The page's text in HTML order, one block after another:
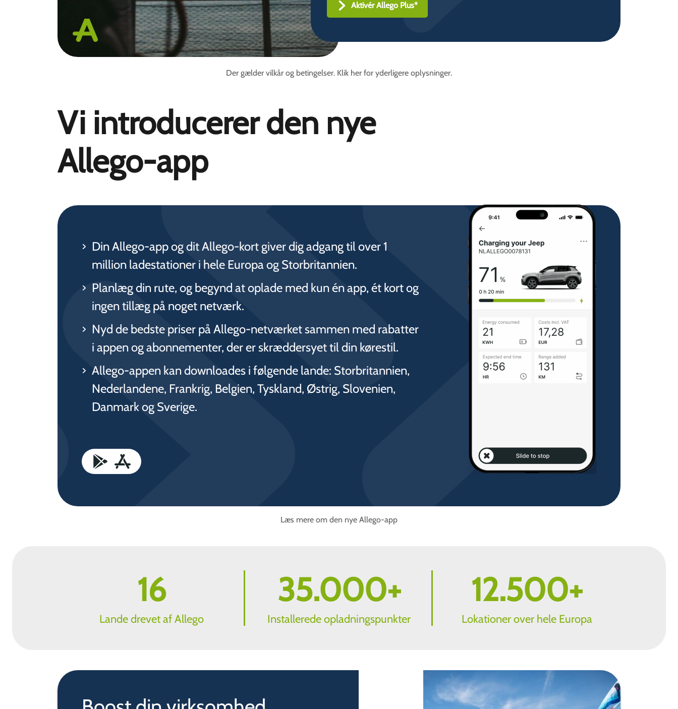
Aktivér Allego Plus*
Der gælder vilkår og betingelser. Klik her for yderligere oplysninger.
Vi introducerer den nye
Allego-app
Din Allego-app og dit Allego-kort giver dig adgang til over 1
million ladestationer i hele Europa og Storbritannien.
Planlæg din rute, og begynd at oplade med kun én app, ét kort og
ingen tillæg på noget netværk.
Nyd de bedste priser på Allego-netværket sammen med rabatter
i appen og abonnementer, der er skræddersyet til din kørestil.
Allego-appen kan downloades i følgende lande: Storbritannien,
Nederlandene, Frankrig, Belgien, Tyskland, Østrig, Slovenien,
Danmark og Sverige.
Læs mere om den nye Allego-app
16
Lande drevet af Allego
35.000+
Installerede opladningspunkter
12.500+
Lokationer over hele Europa